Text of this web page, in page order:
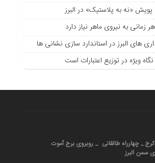
«نه به پلاستیک» در البرز
زمانی به نیروی ماهر نیاز دارد
های البرز در استاندارد سازی نشانی ها
ویژه در توزیع اعتبارات است
کرج _ چهارراه طالقانی _ روبروی برج آموت